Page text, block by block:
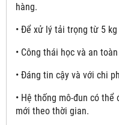
hàng.
• Để xử lý tải trọng từ 5 kg
• Công thái học và an toàn
• Đáng tin cậy và với chi
• Hệ thống mô-đun có
mới theo thời gian.